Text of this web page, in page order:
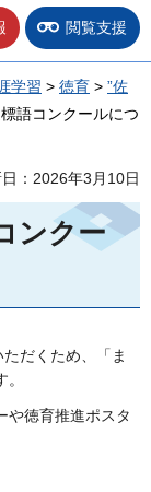
閲覧支援
学習 > 徳育 > ”佐
語コンクールにつ
：2026年3月10日
ンクー
だくため、「ま
や徳育推進ポスタ